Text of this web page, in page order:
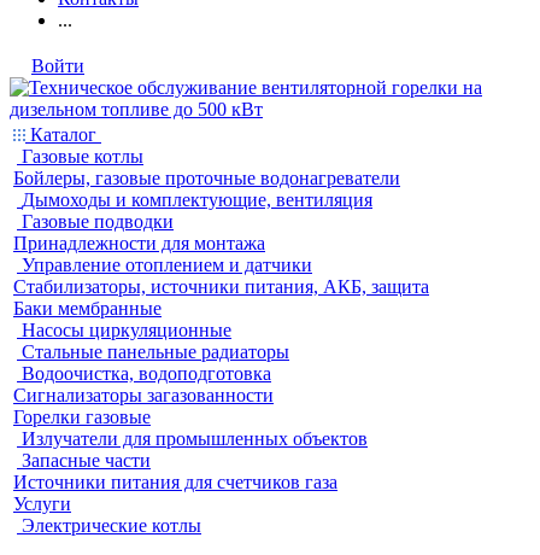
...
Войти
Каталог
Газовые котлы
Бойлеры, газовые проточные водонагреватели
Дымоходы и комплектующие, вентиляция
Газовые подводки
Принадлежности для монтажа
Управление отоплением и датчики
Стабилизаторы, источники питания, АКБ, защита
Баки мембранные
Насосы циркуляционные
Стальные панельные радиаторы
Водоочистка, водоподготовка
Сигнализаторы загазованности
Горелки газовые
Излучатели для промышленных объектов
Запасные части
Источники питания для счетчиков газа
Услуги
Электрические котлы